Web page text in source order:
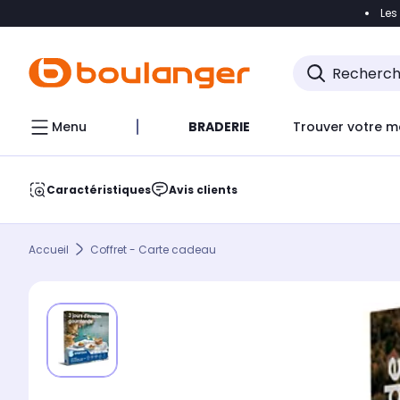
Accéder
Menu BRADERIE Trouver votre
Caractéristiques Avis clients
Accueil Coffret - Carte cadeau